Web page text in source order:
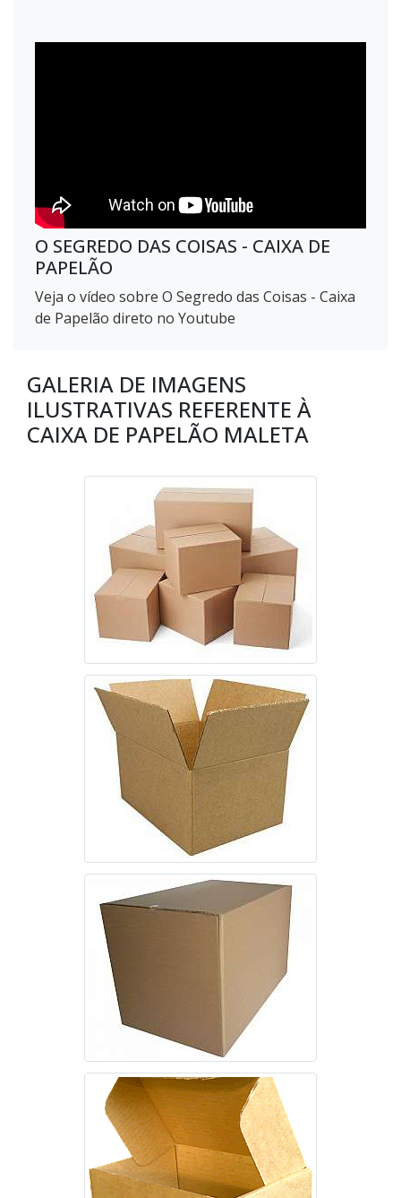
O SEGREDO DAS COISAS - CAIXA DE
PAPELÃO
Veja o vídeo sobre O Segredo das Coisas - Caixa
de Papelão direto no Youtube
GALERIA DE IMAGENS
ILUSTRATIVAS REFERENTE À
CAIXA DE PAPELÃO MALETA